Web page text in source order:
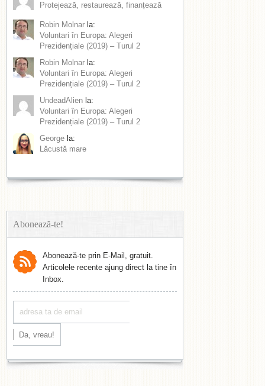
Protejează, restaurează, finanțează
Robin Molnar la:
Voluntari în Europa: Alegeri
Prezidențiale (2019) – Turul 2
Robin Molnar la:
Voluntari în Europa: Alegeri
Prezidențiale (2019) – Turul 2
UndeadAlien la:
Voluntari în Europa: Alegeri
Prezidențiale (2019) – Turul 2
George la:
Lăcustă mare
Abonează-te!
Abonează-te prin E-Mail, gratuit.
Articolele recente ajung direct la tine în
Inbox.